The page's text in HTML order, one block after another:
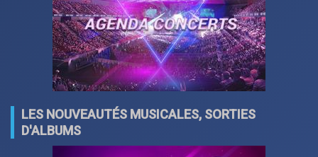
LES NOUVEAUTÉS MUSICALES, SORTIES
D'ALBUMS